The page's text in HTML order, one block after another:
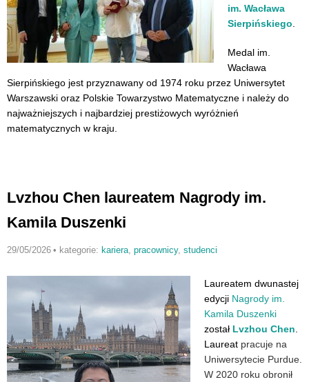
im. Wacława
Sierpińskiego.
Medal im.
Wacława
Sierpińskiego jest przyznawany od 1974 roku przez Uniwersytet
Warszawski oraz Polskie Towarzystwo Matematyczne i należy do
najważniejszych i najbardziej prestiżowych wyróżnień
matematycznych w kraju.
Lvzhou Chen laureatem Nagrody im.
Kamila Duszenki
29/05/2026 • kategorie: kariera, pracownicy, studenci
Laureatem dwunastej
edycji Nagrody im.
Kamila Duszenki
został Lvzhou Chen
Laureat pracuje na
Uniwersytecie Purdue.
W 2020 roku obronił